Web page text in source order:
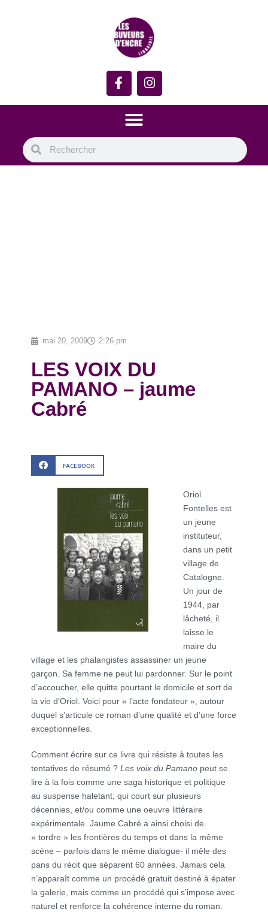
mai 20, 2009 2:26 pm
LES VOIX DU
PAMANO – jaume
Cabré
FACEBOOK
Oriol
Fontelles est
un jeune
instituteur,
dans un petit
village de
Catalogne.
Un jour de
1944, par
lâcheté, il
laisse le
maire du
village et les phalangistes assassiner un jeune
garçon. Sa femme ne peut lui pardonner. Sur le point
d’accoucher, elle quitte pourtant le domicile et sort de
la vie d’Oriol. Voici pour « l’acte fondateur », autour
duquel s’articule ce roman d’une qualité et d’une force
exceptionnelles.
Comment écrire sur ce livre qui résiste à toutes les
tentatives de résumé ?Les voix du Pamano peut se
lire à la fois comme une saga historique et politique
au suspense haletant, qui court sur plusieurs
décennies, et/ou comme une oeuvre littéraire
expérimentale. Jaume Cabré a ainsi choisi de
« tordre » les frontières du temps et dans la même
scène – parfois dans le même dialogue- il mêle des
pans du récit que séparent 60 années. Jamais cela
n’apparaît comme un procédé gratuit destiné à épater
la galerie, mais comme un procédé qui s’impose avec
naturel et renforce la cohérence interne du roman.